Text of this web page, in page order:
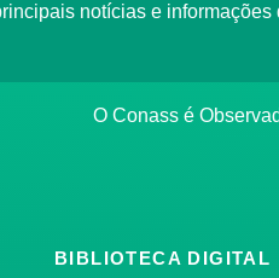
notícias e informações
O Conass é
BIBLIOTECA DIGITAL